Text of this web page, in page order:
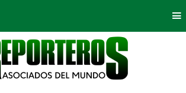
Opinión Bogotá
Planeta Tierra Deportes